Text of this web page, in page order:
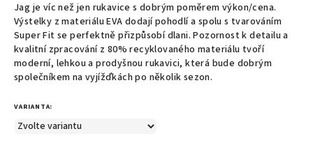
Jag je víc než jen rukavice s dobrým poměrem výkon/cena.
Výstelky z materiálu EVA dodají pohodlí a spolu s tvarováním
Super Fit se perfektně přizpůsobí dlani. Pozornost k detailu a
kvalitní zpracování z 80% recyklovaného materiálu tvoří
moderní, lehkou a prodyšnou rukavici, která bude dobrým
společníkem na vyjížďkách po několik sezon.
VARIANTA: